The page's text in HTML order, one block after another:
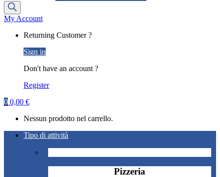
My Account
Returning Customer ?
Sign in
Don't have an account ?
Register
0 0,00 €
Nessun prodotto nel carrello.
Tipo di attività
Pizzeria